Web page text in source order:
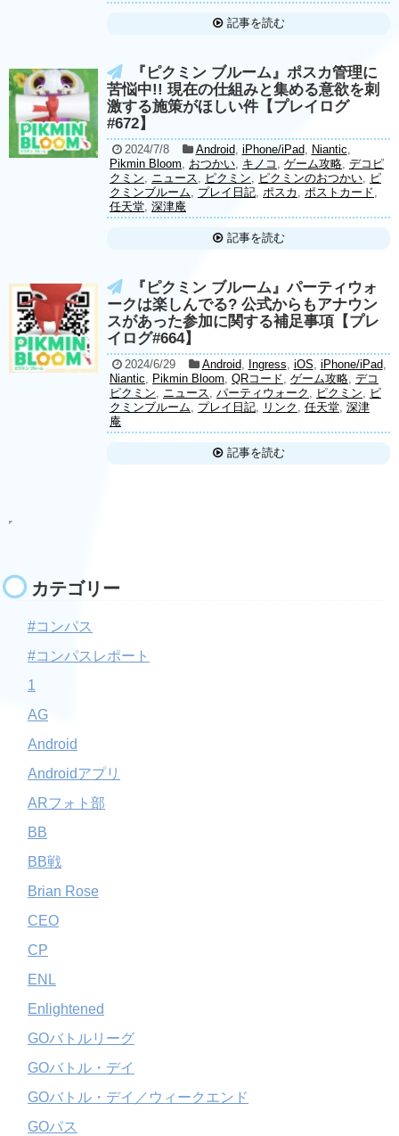
記事を読む
『ピクミン ブルーム』ポスカ管理に
苦悩中!! 現在の仕組みと集める意欲を刺
激する施策がほしい件【プレイログ
#672】
2024/7/8 Android, iPhone/iPad, Niantic,
Pikmin Bloom, おつかい, キノコ , ゲーム攻略, デコピ
クミン, ニュース, ピクミン, ピクミンのおつかい, ピ
クミンブルーム, プレイ日記, ポスカ , ポストカード,
任天堂, 深津庵
記事を読む
『ピクミン ブルーム』パーティウォ
ークは楽しんでる? 公式からもアナウン
スがあった参加に関する補足事項【プレ
イログ#664】
2024/6/29 Android, Ingress, iOS, iPhone/iPad,
Niantic, Pikmin Bloom, QRコード, ゲーム攻略, デコ
ピクミン, ニュース, パーティウォーク , ピクミン, ピ
クミンブルーム, プレイ日記, リンク , 任天堂, 深津
庵
記事を読む
カテゴリー
#コンパス
#コンパスレポート
1
AG
Android
Androidアプリ
ARフォト部
BB
BB戦
Brian Rose
CEO
CP
ENL
Enlightened
GOバトルリーグ
GOバトル・デイ
GOバトル・デイ／ウィークエンド
GOパス